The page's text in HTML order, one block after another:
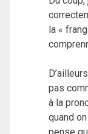
la «
pas
à la
quand
pense